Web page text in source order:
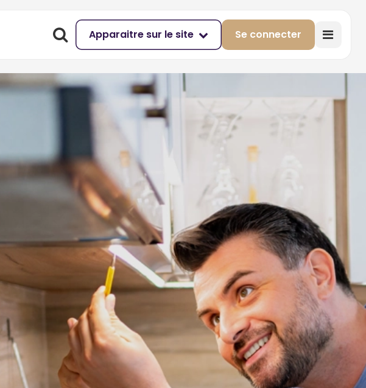
Apparaitre sur le site Se connecter